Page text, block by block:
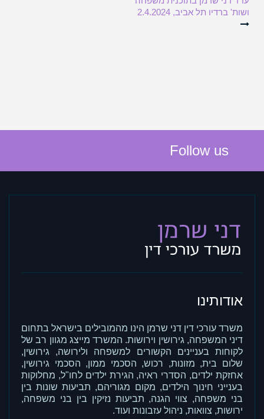
ושות' ברדיו תל אביב, 2.4.2024
Follow us
אודותינו
משרד עורכי דין דני שרמן הינו מהמובילים בישראל בתחום
דיני המשפחה, גירושין וירושות. המשרד מייצג מגוון רב של
לקוחות בעניינים הקשורים למשפחה ולירושה, גירושין,
שלום בית, מזונות, רכוש, הסכמי ממון, הסכמי גירושין,
אחזקת ילדים, הסדרי ראיה, הגירת ילדים לחו"ל, מחלוקות
בענייני חינוך הילדים, מקום מגוריהם, תביעות שונות בין
בני משפחה, צווי הגנה, תביעות נזיקין בין בני משפחה,
ירושות, צוואות, ניהול עזבונות ועוד.